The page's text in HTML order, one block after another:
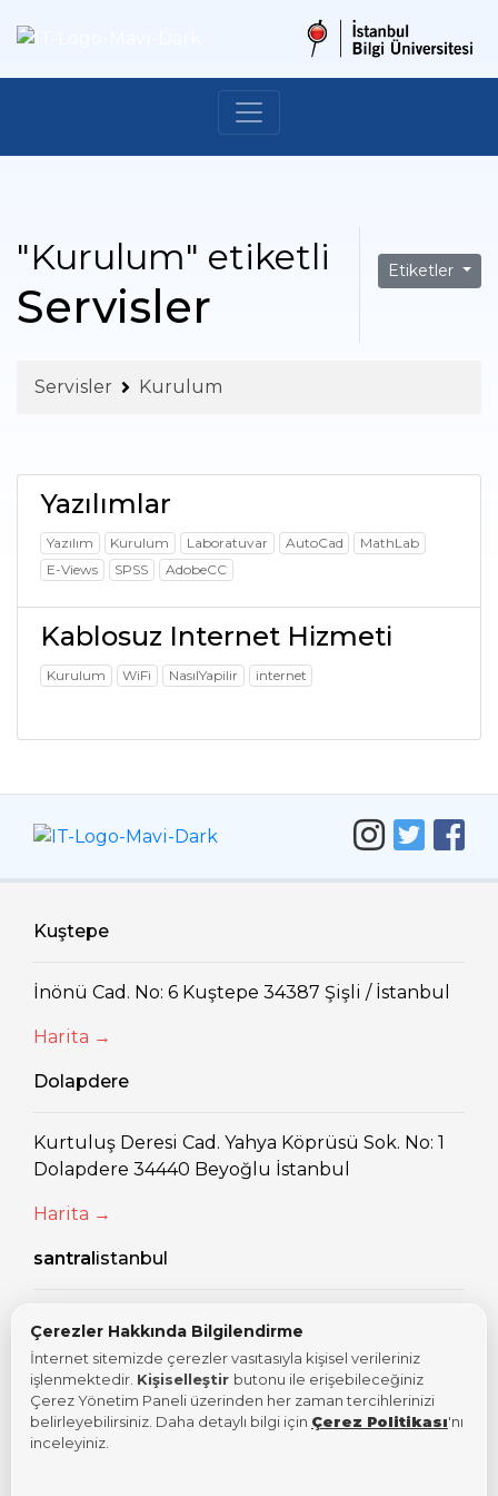
"Kurulum" etiketli
Servisler
Etiketler
Servisler Kurulum
Yazılımlar
Yazılım Kurulum Laboratuvar AutoCad
MathLab
E-Views
SPSS AdobeCC
Kablosuz Internet Hizmeti
Kurulum WiFi NasılYapilir internet
Kuştepe
İnönü Cad. No: 6 Kuştepe 34387 Şişli / İstanbul
Harita →
Dolapdere
Kurtuluş Deresi Cad. Yahya Köprüsü Sok. No: 1
Dolapdere 34440 Beyoğlu İstanbul
Harita →
santralistanbul
Eski Silahtarağa Elektrik Santralı Kazım
Karabekir Cad. No: 2/13 34060 Eyüpsultan
İstanbul
Harita →
Çerezler Hakkında Bilgilendirme
İnternet sitemizde çerezler vasıtasıyla kişisel verileriniz
işlenmektedir. Kişiselleştir butonu ile erişebileceğiniz
Çerez Yönetim Paneli üzerinden her zaman tercihlerinizi
belirleyebilirsiniz. Daha detaylı bilgi için Çerez Politikası'nı
inceleyiniz.